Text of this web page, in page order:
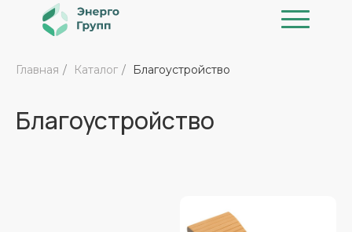
Главная / Каталог / Благоустройство
Благоустройство